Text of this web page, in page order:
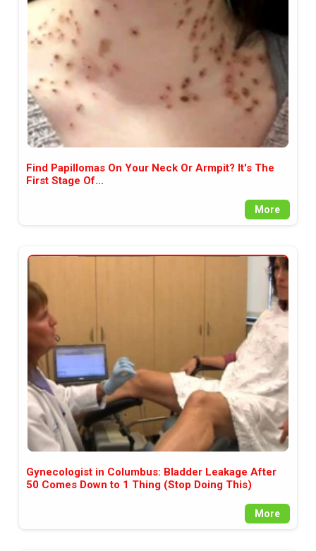
аудитория, затова държим на
прозрачност и коректност от
наша страна. Поднасяме ви
новините такива, каквито са. В
пълния си потенциал.
Find Papillomas On Your Neck Or Armpit? It's The
First Stage Of...
More
Gynecologist in Columbus: Bladder Leakage After
50 Comes Down to 1 Thing (Stop Doing This)
More